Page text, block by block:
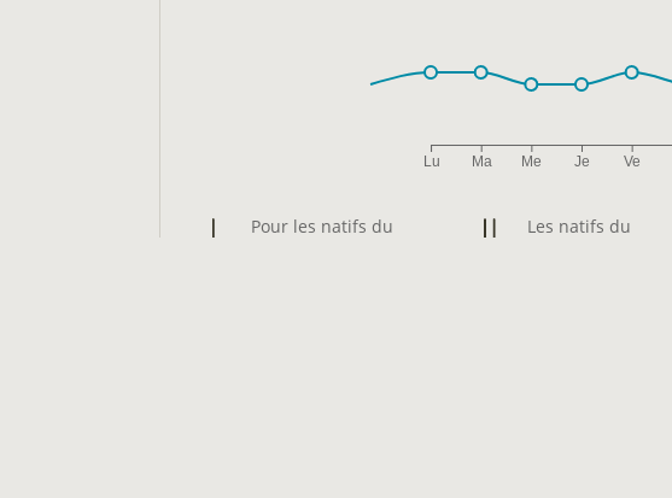
Lu Ma Me Je Ve
Pour les natifs du
Les natifs du